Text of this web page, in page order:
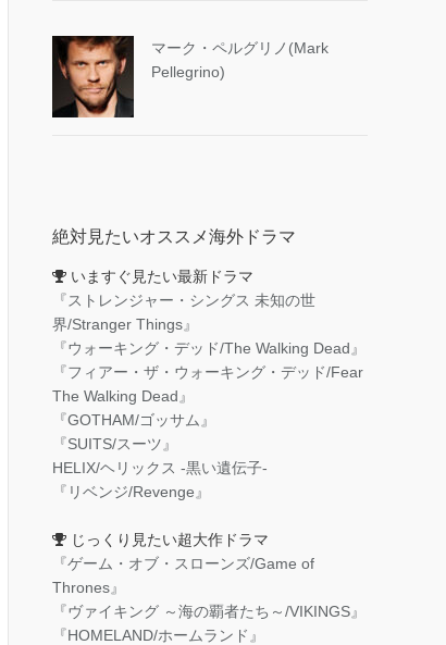
マーク・ペルグリノ(Mark
Pellegrino)
絶対見たいオススメ海外ドラマ
いますぐ見たい最新ドラマ
『ストレンジャー・シングス 未知の世
界/Stranger Things』
『ウォーキング・デッド/The Walking Dead』
『フィアー・ザ・ウォーキング・デッド/Fear
The Walking Dead』
『GOTHAM/ゴッサム』
『SUITS/スーツ』
HELIX/ヘリックス -黒い遺伝子-
『リベンジ/Revenge』
じっくり見たい超大作ドラマ
『ゲーム・オブ・スローンズ/Game of
Thrones』
『ヴァイキング ～海の覇者たち～/VIKINGS』
『HOMELAND/ホームランド』